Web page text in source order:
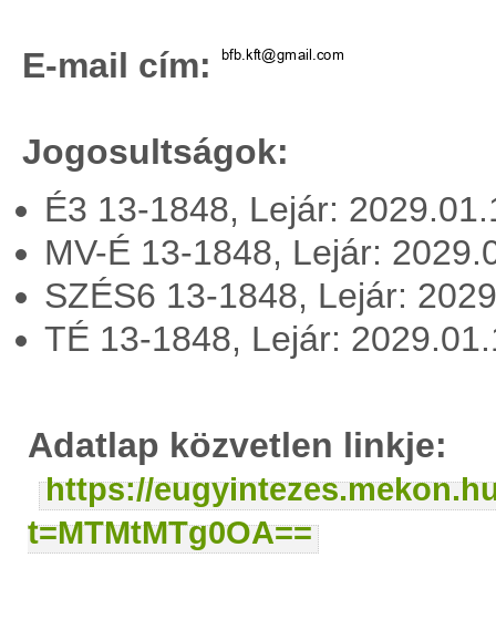
E-mail cím:
Jogosultságok:
É3 13-1848, Lejár:
MV-É 13-1848, Lejár:
SZÉS6 13-1848, Lejár:
TÉ 13-1848, Lejár:
Adatlap közvetlen linkje:
https://
t=MTMtMTg0OA==